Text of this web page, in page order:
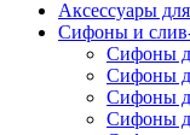
Аксессуары
Сифоны и
Сифоны
Сифоны
Сифоны
Сифоны